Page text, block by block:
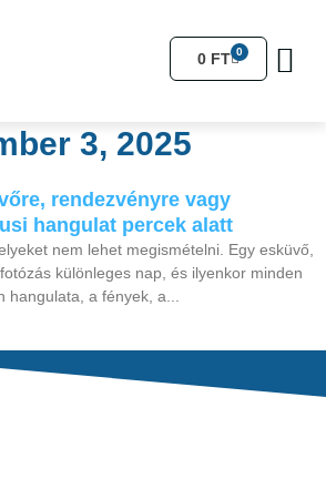
0 FT 0
3, 2025
rendezvényre vagy
hangulat percek alatt
nem lehet megismételni. Egy esküvő,
különleges nap, és ilyenkor minden
hangulata, a fények, a